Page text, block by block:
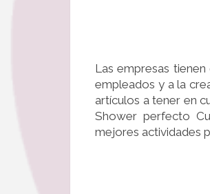
Las empresas
empleados y a la
artículos a tener en
Shower perfecto
mejores actividades